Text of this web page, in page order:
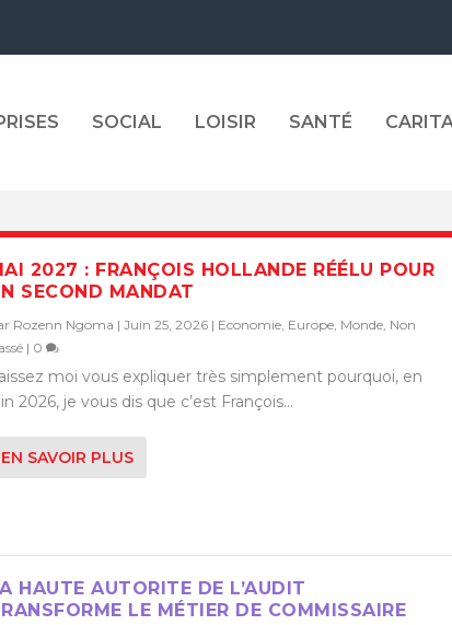
SOCIAL LOISIR SANTÉ
2027 : FRANÇOIS HOLLANDE RÉÉLU POUR
SECOND MANDAT
Rozenn Ngoma | Juin 25, 2026| Economie, Europe, Monde, Non
| 0
moi vous expliquer très simplement pourquoi, en
2026, je vous dis que c’est François...
EN SAVOIR PLUS
HAUTE AUTORITE DE L’AUDIT
LE MÉTIER DE COMMISSAIRE